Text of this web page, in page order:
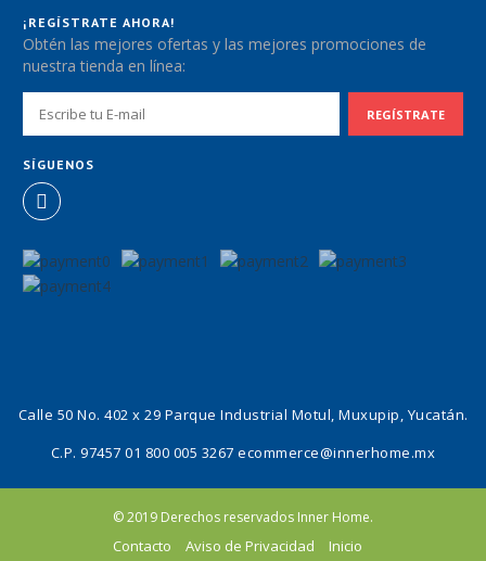
¡REGÍSTRATE AHORA!
Obtén las mejores ofertas y las mejores promociones de
nuestra tienda en línea:
SÍGUENOS
Calle 50 No. 402 x 29 Parque Industrial Motul, Muxupip, Yucatán.
C.P. 9745701 800 005 3267ecommerce@innerhome.mx
© 2019 Derechos reservados Inner Home.
Contacto Aviso de Privacidad Inicio